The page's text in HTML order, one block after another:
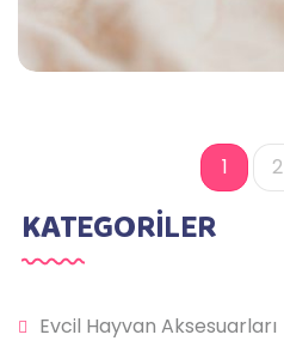
1 2
KATEGORİLER
Evcil Hayvan Aksesuarları